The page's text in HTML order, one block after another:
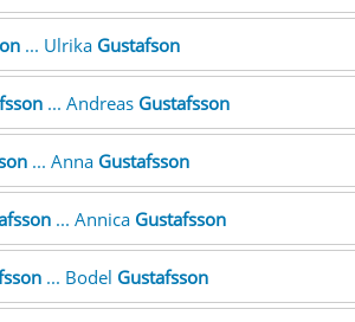
... Ulrika Gustafson
... Andreas Gustafsson
... Anna Gustafsson
... Annica Gustafsson
... Bodel Gustafsson